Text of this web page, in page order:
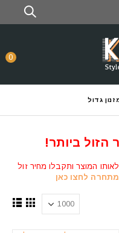
0
גדול
הזול ביותר!
המוצר ותקבלו מחיר זול
לחצו כאן